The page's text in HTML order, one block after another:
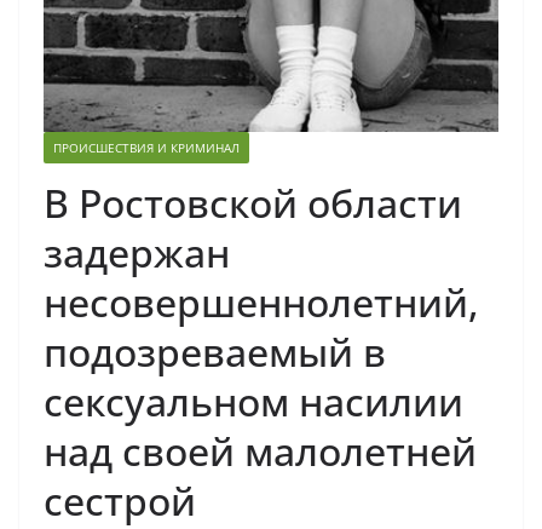
ПРОИСШЕСТВИЯ И КРИМИНАЛ
В Ростовской области
задержан
несовершеннолетний,
подозреваемый в
сексуальном насилии
над своей малолетней
сестрой